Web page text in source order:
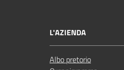
L'AZIENDA
Albo pretorio